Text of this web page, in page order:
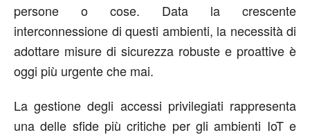
persone o cose. Data la crescente
interconnessione di questi ambienti, la necessità di
adottare misure di sicurezza robuste e proattive è
oggi più urgente che mai.
La gestione degli accessi privilegiati rappresenta
una delle sfide più critiche per gli ambienti IoT e